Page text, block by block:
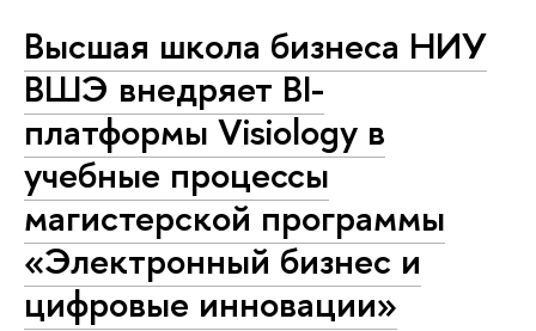
Высшая школа бизнеса НИУ
ВШЭ внедряет BI-
платформы Visiology в
учебные процессы
магистерской программы
«Электронный бизнес и
цифровые инновации»